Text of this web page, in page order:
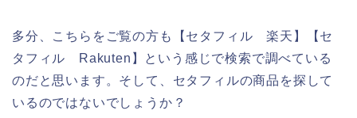
多分、こちらをご覧の方も【セタフィル 楽天】【セ
タフィル Rakuten】という感じで検索で調べている
のだと思います。そして、セタフィルの商品を探して
いるのではないでしょうか？